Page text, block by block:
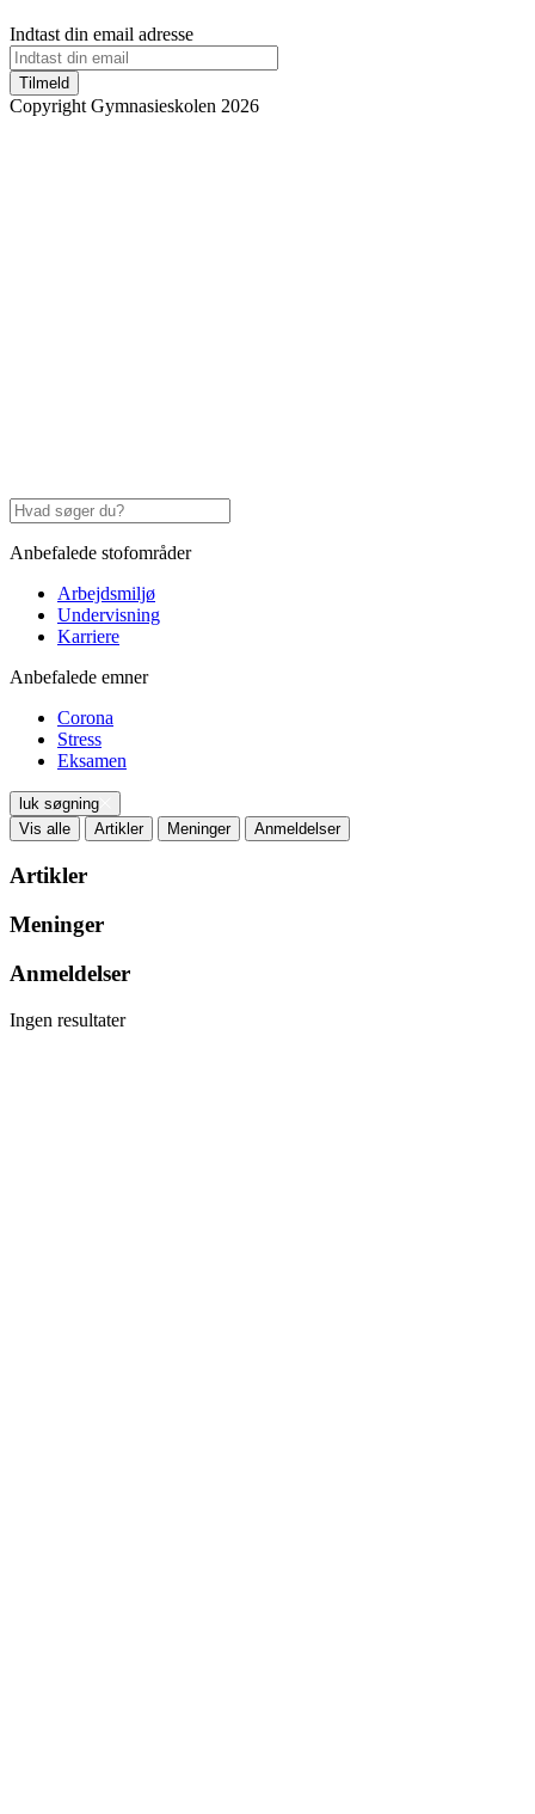
Indtast din email adresse
Tilmeld
Copyright Gymnasieskolen 2026
Anbefalede stofområder
Arbejdsmiljø
Undervisning
Karriere
Anbefalede emner
Corona
Stress
Eksamen
luk søgning
Vis alle
Artikler Meninger Anmeldelser
Artikler
Meninger
Anmeldelser
Ingen resultater